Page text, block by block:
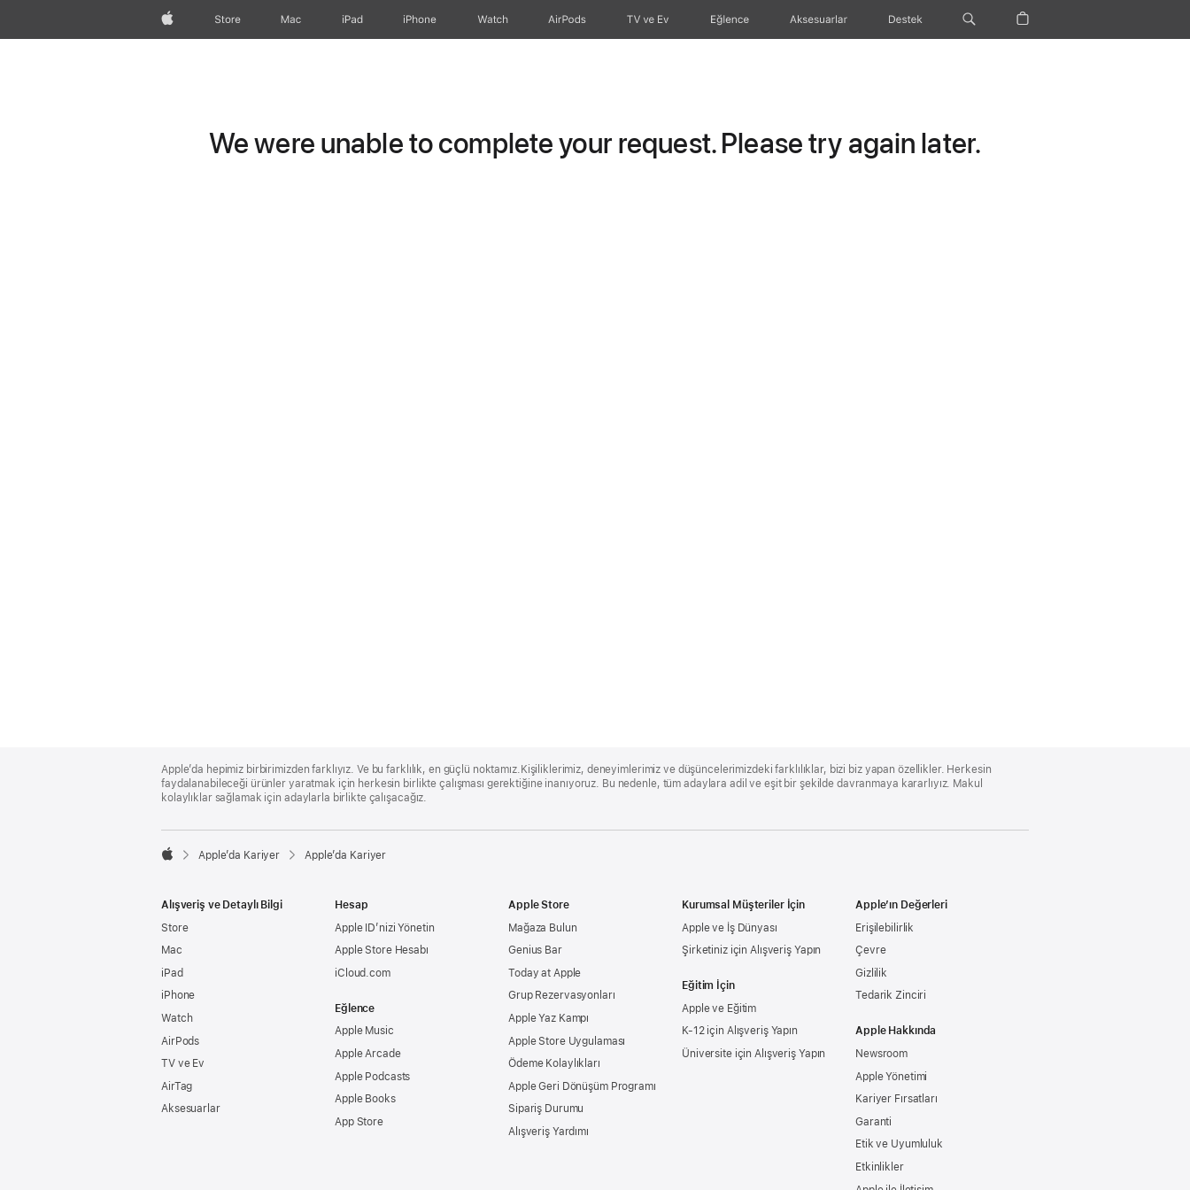
wzlhp Store Mac iPad iPhone Watch AirPods TV ve Ev Eğlence Aksesuarlar Destek
We were unable to complete your request. Please try again later.
Footer
Apple’da hepimiz birbirimizden farklıyız. Ve bu farklılık, en güçlü noktamız.Kişiliklerimiz, deneyimlerimiz ve düşüncelerimizdeki farklılıklar, bizi biz yapan özellikler. Herkesin
faydalanabileceği ürünler yaratmak için herkesin birlikte çalışması gerektiğine inanıyoruz. Bu nedenle, tüm adaylara adil ve eşit bir şekilde davranmaya kararlıyız. Makul
kolaylıklar sağlamak için adaylarla birlikte çalışacağız.

Apple’da Kariyer Apple’da Kariyer
Alışveriş ve Detaylı Bilgi
Store
Mac
iPad
iPhone
Watch
AirPods
TV ve Ev
AirTag
Aksesuarlar
Hesap
Apple ID’nizi Yönetin
Apple Store Hesabı
iCloud.com
Eğlence
Apple Music
Apple Arcade
Apple Podcasts
Apple Books
App Store
Apple Store
Mağaza Bulun
Genius Bar
Today at Apple
Grup Rezervasyonları
Apple Yaz Kampı
Apple Store Uygulaması
Ödeme Kolaylıkları
Apple Geri Dönüşüm Programı
Sipariş Durumu
Alışveriş Yardımı
Kurumsal Müşteriler İçin
Apple ve İş Dünyası
Şirketiniz için Alışveriş Yapın
Eğitim İçin
Apple ve Eğitim
K-12 için Alışveriş Yapın
Üniversite için Alışveriş Yapın
Apple’ın Değerleri
Erişilebilirlik
Çevre
Gizlilik
Tedarik Zinciri
Apple Hakkında
Newsroom
Apple Yönetimi
Kariyer Fırsatları
Garanti
Etik ve Uyumluluk
Etkinlikler